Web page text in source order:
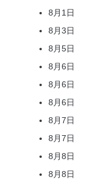
8月1日
8月3日
8月5日
8月6日
8月6日
8月6日
8月7日
8月7日
8月8日
8月8日